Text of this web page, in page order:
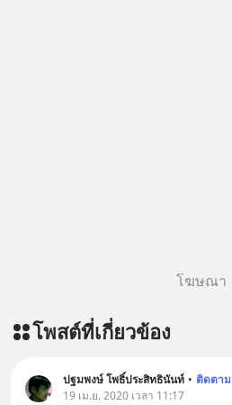
โฆษณา
โพสต์ที่เกี่ยวข้อง
ปฐมพงษ์ โพธิ์ประสิทธินันท์ • ติดตาม
19 เม.ย. 2020 เวลา 11:17